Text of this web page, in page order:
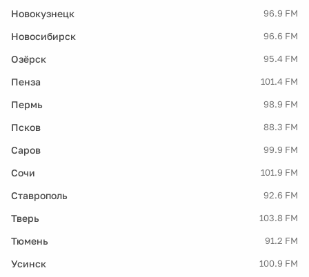
Новокузнецк 96.9 FM
Новосибирск 96.6 FM
Озёрск 95.4 FM
Пенза 101.4 FM
Пермь 98.9 FM
Псков 88.3 FM
Саров 99.9 FM
Сочи 101.9 FM
Ставрополь 92.6 FM
Тверь 103.8 FM
Тюмень 91.2 FM
Усинск 100.9 FM